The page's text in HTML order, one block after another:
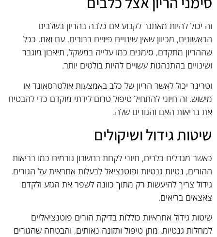
זה יכול להיות מאתגר לקבוע אם כלבה בהריון בשלבים
הראשונים, מכיוון שאין שינויים פיזיים ברורים. עם זאת, ככל
שההריון מתקדם, סימנים כמו עלייה במשקל, תיאבון מוגבר
ושינויים בהתנהגות עשויים להיות בולטים יותר.
וטרינר יכול לאשר הריון של כלב באמצעות אולטרסאונד או
מישוש. זה חיוני להתחיל טיפול טרום לידתי מוקדם כדי להבטיח
את בריאות האם והגורים שלה.
שיטות גידול ושיקולים
כאשר מגדלים כלבים, חיוני לקחת בחשבון גורמים כמו בריאות
ההורים, נטיות גנטיות ופוטנציאל לבעלות אחראית על הגורים.
גידול צריך להיעשות רק מתוך כוונה לשפר את הגזע ולקדם
צאצאים בריאים.
שיטות גידול אחראיות כוללות בדיקת הורים פוטנציאליים
למחלות גנטיות, מתן טיפול ותזונה נאותים, והבטחה שהגורים